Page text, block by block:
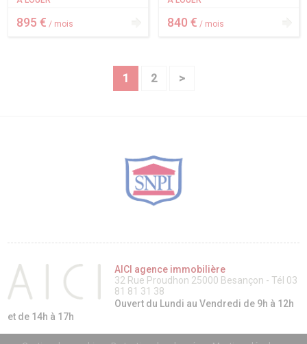
895 € / mois 840 € / mois
1 2 >
AICI agence immobilière
32 Rue Proudhon 25000 Besançon - Tél 03
81 81 31 38
Ouvert du Lundi au Vendredi de 9h à 12h
et de 14h à 17h